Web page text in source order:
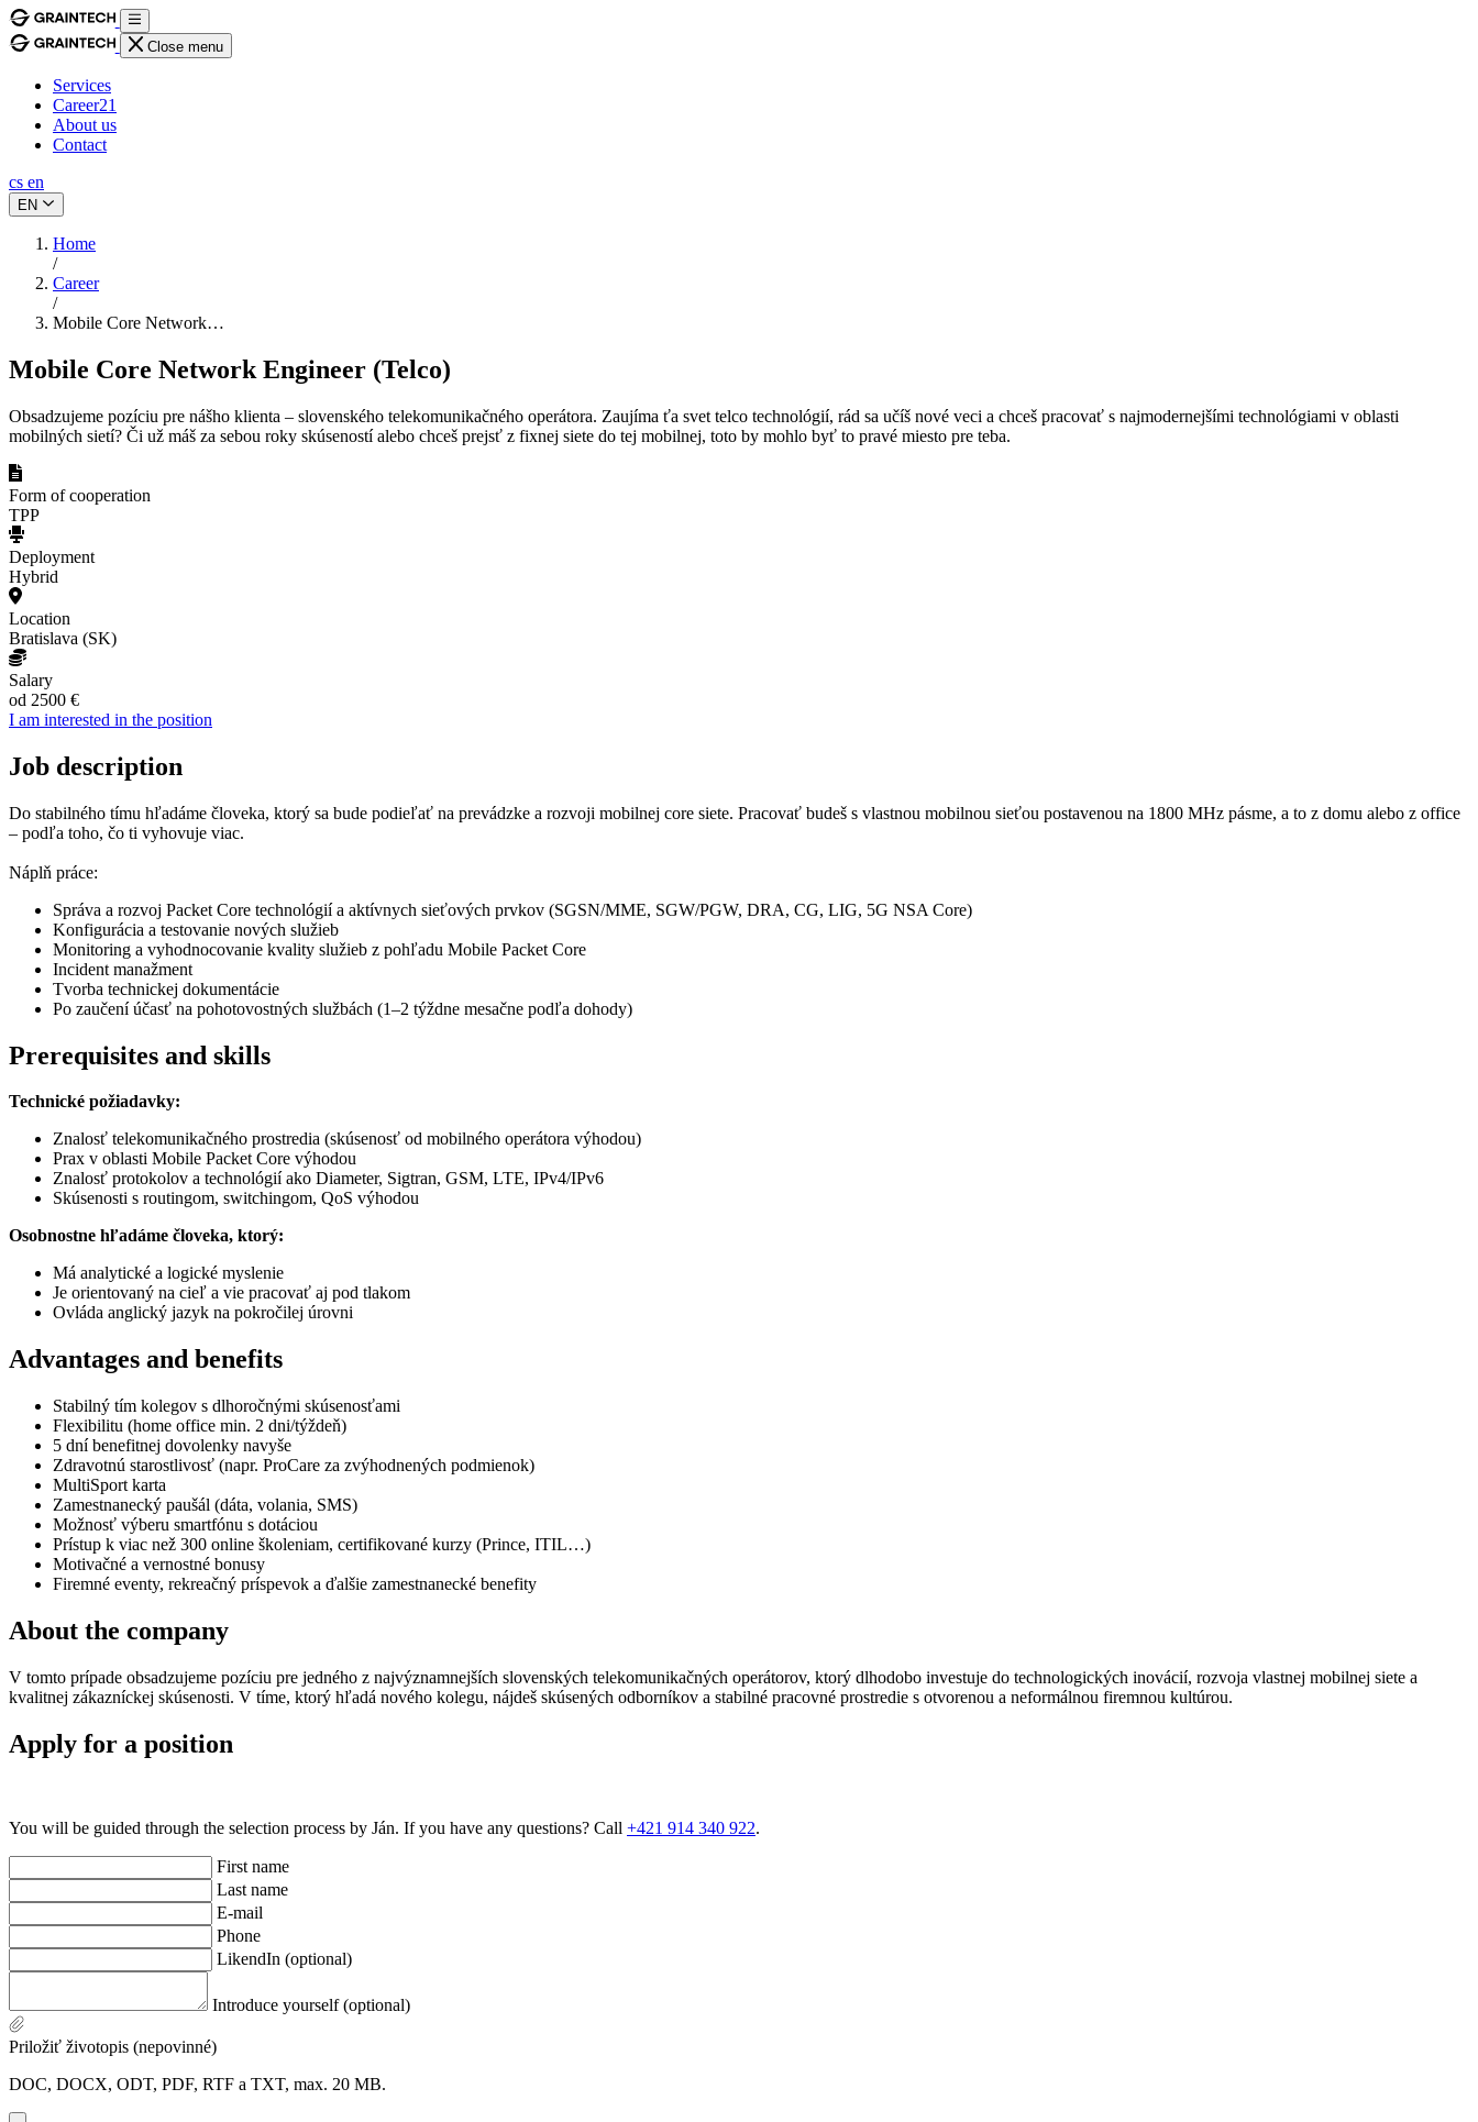
Close menu
Services
Career21
About us
Contact
cs en
EN
Home
/
Career
/
Mobile Core Network…
Mobile Core Network Engineer (Telco)
Obsadzujeme pozíciu pre nášho klienta – slovenského telekomunikačného operátora. Zaujíma ťa svet telco technológií, rád sa učíš nové veci a chceš pracovať s najmodernejšími technológiami v oblasti
mobilných sietí? Či už máš za sebou roky skúseností alebo chceš prejsť z fixnej siete do tej mobilnej, toto by mohlo byť to pravé miesto pre teba.
Form of cooperation
TPP
Deployment
Hybrid
Location
Bratislava (SK)
Salary
od 2500 €
I am interested in the position
Job description
Do stabilného tímu hľadáme človeka, ktorý sa bude podieľať na prevádzke a rozvoji mobilnej core siete. Pracovať budeš s vlastnou mobilnou sieťou postavenou na 1800 MHz pásme, a to z domu alebo z office
– podľa toho, čo ti vyhovuje viac.
Náplň práce:
Správa a rozvoj Packet Core technológií a aktívnych sieťových prvkov (SGSN/MME, SGW/PGW, DRA, CG, LIG, 5G NSA Core)
Konfigurácia a testovanie nových služieb
Monitoring a vyhodnocovanie kvality služieb z pohľadu Mobile Packet Core
Incident manažment
Tvorba technickej dokumentácie
Po zaučení účasť na pohotovostných službách (1–2 týždne mesačne podľa dohody)
Prerequisites and skills
Technické požiadavky:
Znalosť telekomunikačného prostredia (skúsenosť od mobilného operátora výhodou)
Prax v oblasti Mobile Packet Core výhodou
Znalosť protokolov a technológií ako Diameter, Sigtran, GSM, LTE, IPv4/IPv6
Skúsenosti s routingom, switchingom, QoS výhodou
Osobnostne hľadáme človeka, ktorý:
Má analytické a logické myslenie
Je orientovaný na cieľ a vie pracovať aj pod tlakom
Ovláda anglický jazyk na pokročilej úrovni
Advantages and benefits
Stabilný tím kolegov s dlhoročnými skúsenosťami
Flexibilitu (home office min. 2 dni/týždeň)
5 dní benefitnej dovolenky navyše
Zdravotnú starostlivosť (napr. ProCare za zvýhodnených podmienok)
MultiSport karta
Zamestnanecký paušál (dáta, volania, SMS)
Možnosť výberu smartfónu s dotáciou
Prístup k viac než 300 online školeniam, certifikované kurzy (Prince, ITIL…)
Motivačné a vernostné bonusy
Firemné eventy, rekreačný príspevok a ďalšie zamestnanecké benefity
About the company
V tomto prípade obsadzujeme pozíciu pre jedného z najvýznamnejších slovenských telekomunikačných operátorov, ktorý dlhodobo investuje do technologických inovácií, rozvoja vlastnej mobilnej siete a
kvalitnej zákazníckej skúsenosti. V tíme, ktorý hľadá nového kolegu, nájdeš skúsených odborníkov a stabilné pracovné prostredie s otvorenou a neformálnou firemnou kultúrou.
Apply for a position
You will be guided through the selection process by Ján. If you have any questions? Call +421 914 340 922.
First name
Last name
E-mail
Phone
LikendIn (optional)
Introduce yourself (optional)
Priložiť životopis (nepovinné)
DOC, DOCX, ODT, PDF, RTF a TXT, max. 20 MB.